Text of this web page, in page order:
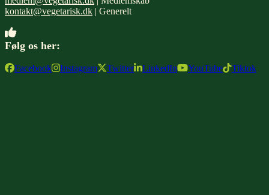
kontakt@vegetarisk.dk | Generelt
Følg os her:
Facebook Instagram Twitter LinkedIn YouTube Tiktok